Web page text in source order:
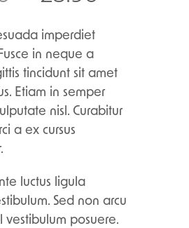
imperdiet
in neque a
tincidunt sit amet
Etiam in semper
nisl. Curabitur
a ex cursus
luctus ligula
Sed non arcu
vestibulum posuere.